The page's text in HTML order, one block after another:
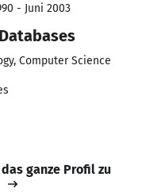
- Juni 2003
Computer Science
ganze Profil zu